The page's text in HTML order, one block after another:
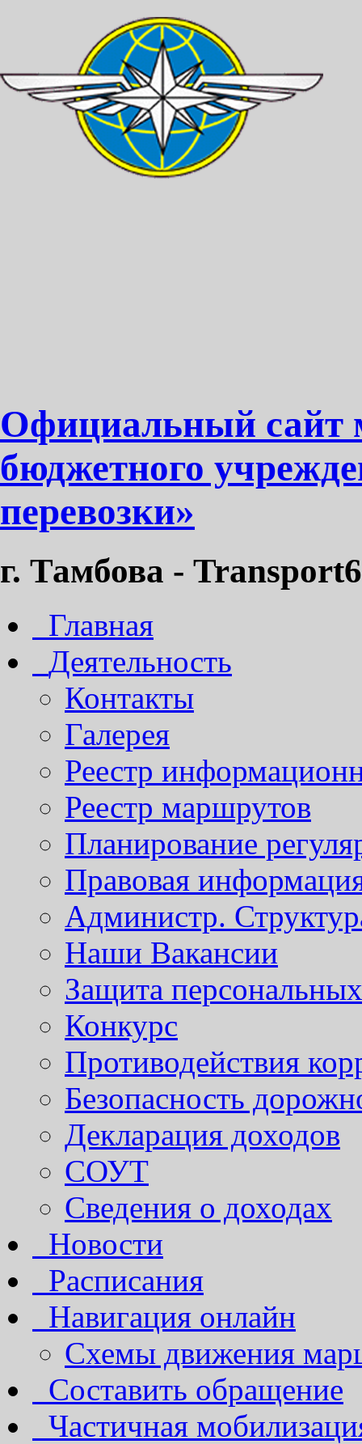
Официальный сайт
бюджетного
перевозки»
г. Тамбова -
Главная
Деятельность
Контакты
Галерея
Реестр
Реестр маршрутов
Планирование
Правовая
Администр.
Наши Вакансии
Защита
Конкурс
Противодействия
Безопасность
Декларация доходов
СОУТ
Сведения о доходах
Новости
Расписания
Навигация онлайн
Схемы движения
Составить обращение
Частичная